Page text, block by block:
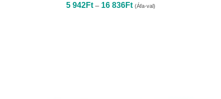
5 942Ft – 16 836FtÁrtartomány:
5
(Áfa-val)